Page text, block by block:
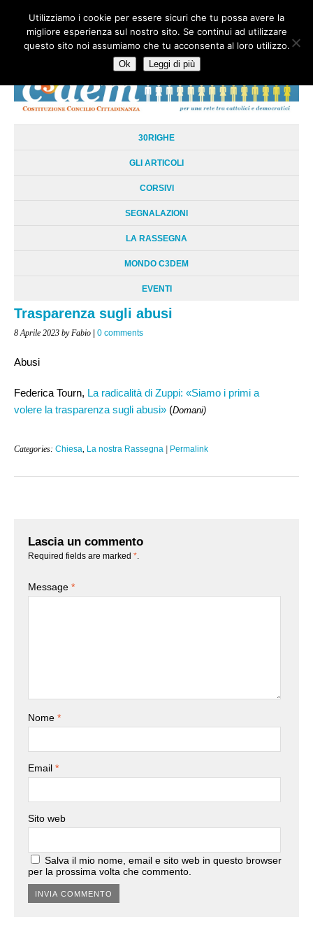
HOME CHI SIAMO LA RETE LE RADICI DOCUMENTAZIONE
AREE TEMATICHE
30RIGHE
GLI ARTICOLI
CORSIVI
SEGNALAZIONI
LA RASSEGNA
MONDO C3DEM
EVENTI
Trasparenza sugli abusi
8 Aprile 2023 by Fabio | 0 comments
Abusi
Federica Tourn, La radicalità di Zuppi: «Siamo i primi a
volere la trasparenza sugli abusi» (Domani)
Categories: Chiesa La nostra Rassegna | Permalink
Lascia un commento
Required fields are marked *
Message *
Nome *
Email *
Sito web
Salva il mio nome, email e sito web in questo browser
per la prossima volta che commento.
Utilizziamo i cookie per essere sicuri che tu possa avere la
migliore esperienza sul nostro sito. Se continui ad utilizzare
questo sito noi assumiamo che tu acconsenta al loro utilizzo.
Ok Leggi di più